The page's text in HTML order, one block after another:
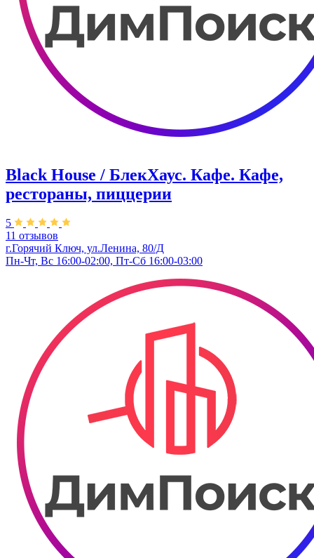
Black House / БлекХаус. Кафе. Кафе,
рестораны, пиццерии
5
11 отзывов
г.Горячий Ключ, ул.Ленина, 80/Д
Пн-Чт, Вс 16:00-02:00, Пт-Сб 16:00-03:00